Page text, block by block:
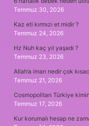
Temmuz 30, 2026
Kaz eti kırmızı et midir ?
Temmuz 24, 2026
Hz Nuh kaç yıl yaşadı ?
Temmuz 23, 2026
Allah’a iman nedir çok
Temmuz 21, 2026
Cosmopolitan Türkiye
Temmuz 17, 2026
Kur korumalı hesap ne